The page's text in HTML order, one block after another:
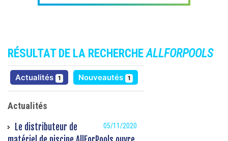
RÉSULTAT DE LA RECHERCHEALLFORPOOLS
Actualités 1 résultatsNouveautés 1 résultats
Actualités
05/11/2020
Le distributeur de